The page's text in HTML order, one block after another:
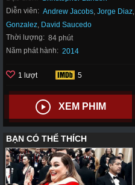
Diễn viên: Andrew Jacobs, Jorge Diaz,
Gonzalez, David Saucedo
Thời lượng: 84 phút
Năm phát hành: 2014
1 lượt 5
XEM PHIM